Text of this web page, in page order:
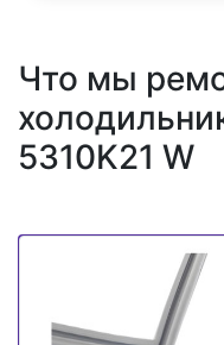
Что мы
5310K21 W